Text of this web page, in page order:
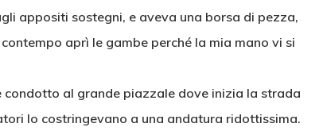
appositi sostegni, e aveva una borsa di pezza,
aprì le gambe perché la mia mano vi si
condotto al grande piazzale dove inizia la strada
lo costringevano a una andatura ridottissima.